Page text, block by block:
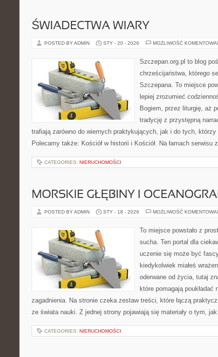
ŚWIADECTWA WIARY
POSTED BY ADMIN STY - 20 - 2026 MOŻLIWOŚĆ
Szczepan.org.pl to blog
chrześcijaństwa, którego
Szczepana. To miejsce
lepiej zrozumieć
Bogiem, przez liturgię, aż
tradycję z przystępną
trafiają zarówno do wiernych praktykujących, jak i do tych, którzy
Polecamy także: Kościół w historii i Kościół. Na łamach
CATEGORIES: NIERUCHOMOŚCI
MORSKIE GŁĘBINY I
POSTED BY ADMIN STY - 18 - 2026 MOŻLIWOŚĆ
To miejsce powstało z
sucha. Ten portal dla
uczenie się może być
kiedykolwiek miałeś
oderwane od życia, tutaj
które pomagają poukładać
zagadnienia. Na stronie czeka zestaw treści, które łączą
ze świata nauki. Z jednej strony pojawiają się materiały o tym,
CATEGORIES: NIERUCHOMOŚCI